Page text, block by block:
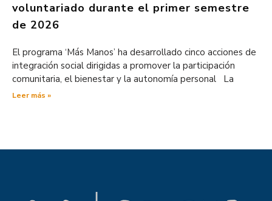
voluntariado durante el primer semestre
de 2026
El programa ‘Más Manos’ ha desarrollado cinco acciones de
integración social dirigidas a promover la participación
comunitaria, el bienestar y la autonomía personal La
Leer más »